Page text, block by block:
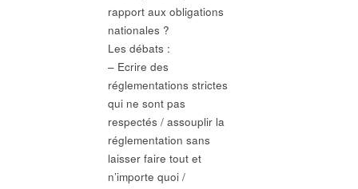
rapport aux obligations
nationales ?
Les débats :
– Ecrire des
réglementations strictes
qui ne sont pas
respectés / assouplir la
réglementation sans
laisser faire tout et
n’importe quoi /